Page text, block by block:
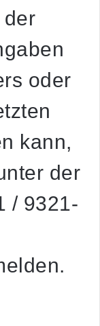
der
oder
kann,
der
/ 9321-